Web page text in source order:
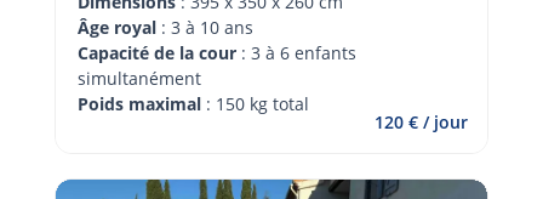
Âge royal : 3 à 10 ans
Capacité de la cour : 3 à 6 enfants
simultanément
Poids maximal : 150 kg total
120 € / jour